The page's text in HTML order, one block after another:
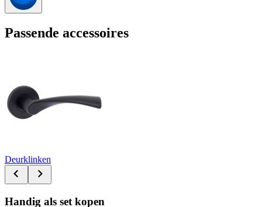
Passende accessoires
Deurklinken
Handig als set kopen